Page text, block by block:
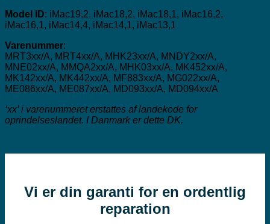
Model ID: iMac19,2, iMac18,2, iMac18,1, iMac16,2,
iMac16,1, iMac14,4, iMac14,1, iMac13,1
Varenummer:
MRT3xx/A, MRT4xx/A, MHK23xx/A, MNDY2xx/A,
MNE02xx/A, MMQA2xx/A, MHK03xx/A, MK452xx/A,
MK142xx/A, MK442xx/A, MF883xx/A, MG022xx/A,
ME086xx/A, ME087xx/A, MD093xx/A, MD094xx/A
‘xx’ i varenummeret erstattes af landekode for
oprindelseslandet. I Danmark er dette DK.
Vi er din garanti for en ordentlig
reparation